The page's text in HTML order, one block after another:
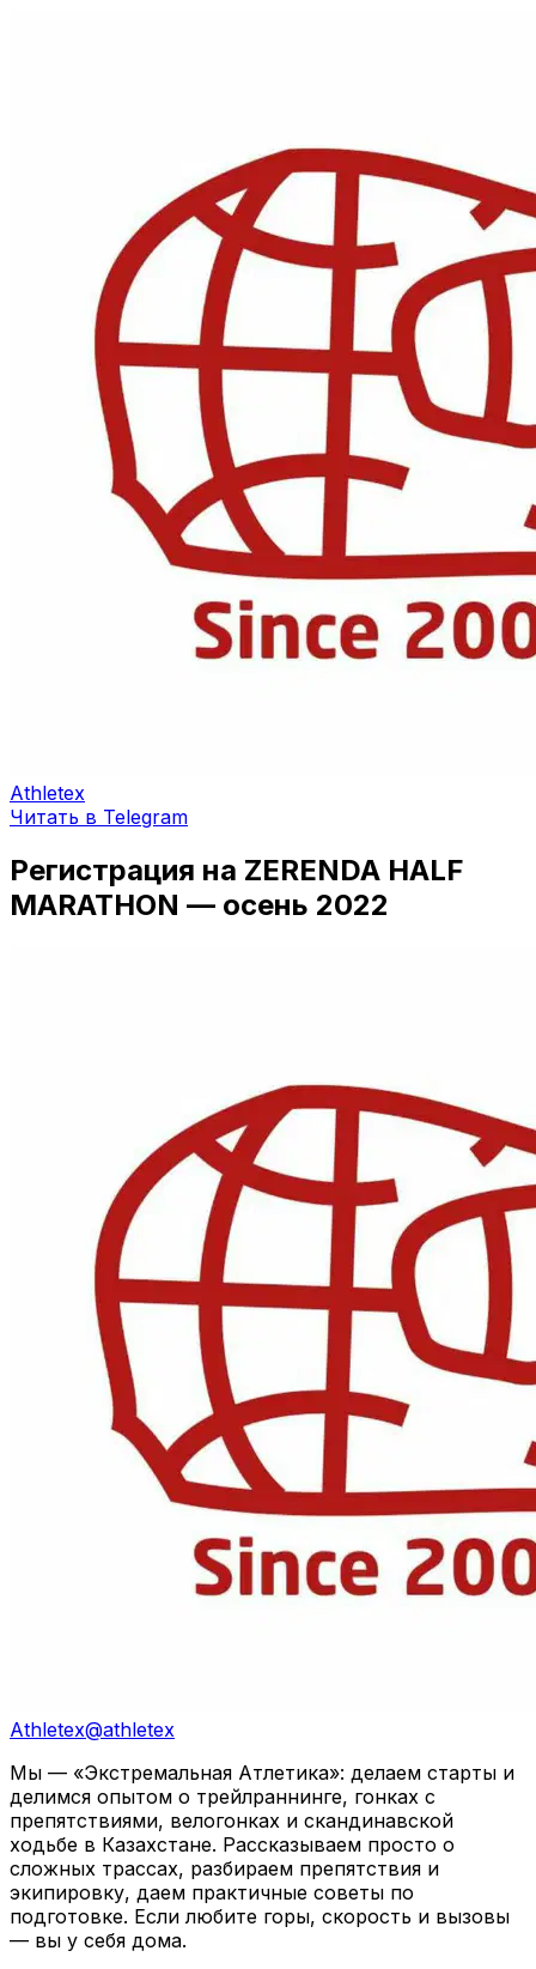
Athletex
Читать в Telegram
Регистрация на ZERENDA HALF
MARATHON — осень 2022
Athletex@athletex
Мы — «Экстремальная Атлетика»: делаем старты и
делимся опытом о трейлраннинге, гонках с
препятствиями, велогонках и скандинавской
ходьбе в Казахстане. Рассказываем просто о
сложных трассах, разбираем препятствия и
экипировку, даем практичные советы по
подготовке. Если любите горы, скорость и вызовы
— вы у себя дома.